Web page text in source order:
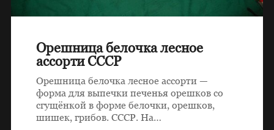
Орешница белочка лесное
ассорти СССР
Орешница белочка лесное ассорти —
форма для выпечки печенья орешков со
сгущёнкой в форме белочки, орешков,
шишек, грибов. СССР. На…